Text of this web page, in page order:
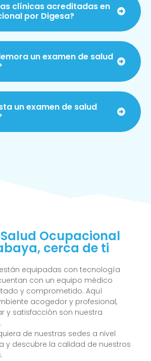
clínicas acreditadas en
por Digesa?
un examen de salud
un examen de salud
Ocupacional
cerca de ti
equipadas con tecnología
con un equipo médico
y comprometido. Aquí
acogedor y profesional,
y satisfacción son nuestra
de nuestras sedes a nivel
y descubre la calidad de nuestros